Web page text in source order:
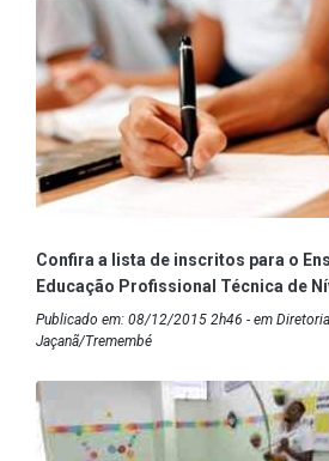
Confira a lista de inscritos para o
Educação Profissional Técnica de
Publicado em: 08/12/2015 2h46 - em
Jaçanã/Tremembé